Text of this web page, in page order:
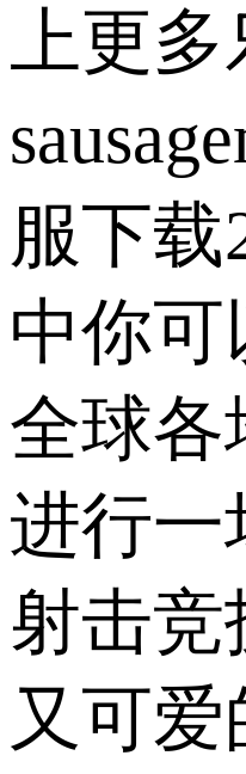
上更多
服下载
中你可
全球各
进行一
射击竞
又可